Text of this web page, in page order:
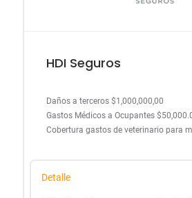
HDI Seguros
Daños a terceros $1,000,000,00
Gastos Médicos a Ocupantes
Cobertura gastos de veterinario para
Detalle